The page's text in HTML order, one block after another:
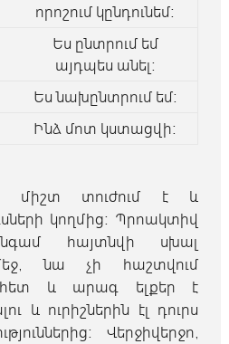
որոշում կընդունեմ։
Ես ընտրում եմ
այդպես անել։
Ես նախընտրում եմ։
Ինձ մոտ կստացվի։
միշտ տուժում է և
կողմից։ Պրոակտիվ
հայտնվի սխալ
նա չի հաշտվում
հետ և արագ ելքեր է
և ուրիշներին էլ դուրս
Վերջիվերջո,